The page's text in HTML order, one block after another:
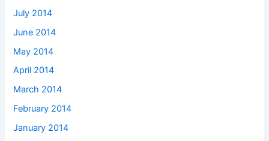
July 2014
June 2014
May 2014
April 2014
March 2014
February 2014
January 2014